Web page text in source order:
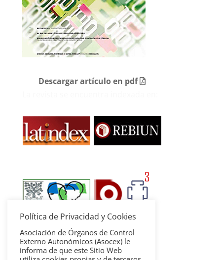
Descargar artículo en pdf
Política de Privacidad y Cookies
Asociación de Órganos de Control
Externo Autonómicos (Asocex) le
informa de que este Sitio Web